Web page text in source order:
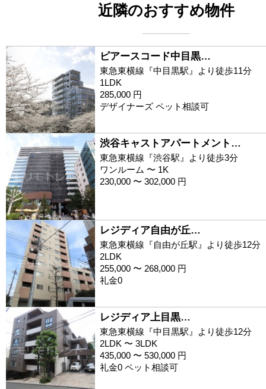
近隣のおすすめ物件
ピアースコード中目黒…
東急東横線『中目黒駅』より徒歩11分
1LDK
285,000 円
デザイナーズ ペット相談可
渋谷キャストアパートメント…
東急東横線『渋谷駅』より徒歩3分
ワンルーム 〜 1K
230,000 〜 302,000 円
レジディア自由が丘…
東急東横線『自由が丘駅』より徒歩12分
2LDK
255,000 〜 268,000 円
礼金0
レジディア上目黒…
東急東横線『中目黒駅』より徒歩12分
2LDK 〜 3LDK
435,000 〜 530,000 円
礼金0 ペット相談可